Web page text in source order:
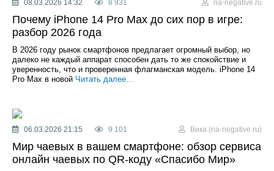
08.03.2026 14:32 8 931 na-negative.ru
Почему iPhone 14 Pro Max до сих пор в игре:
разбор 2026 года
В 2026 году рынок смартфонов предлагает огромный выбор, но
далеко не каждый аппарат способен дать то же спокойствие и
уверенность, что и проверенная флагманская модель. iPhone 14
Pro Max в новой Читать далее...
06.03.2026 21:15 9 101 Вика (na-negative.ru)
Мир чаевых в вашем смартфоне: обзор сервиса
онлайн чаевых по QR-коду «Спасибо Мир»